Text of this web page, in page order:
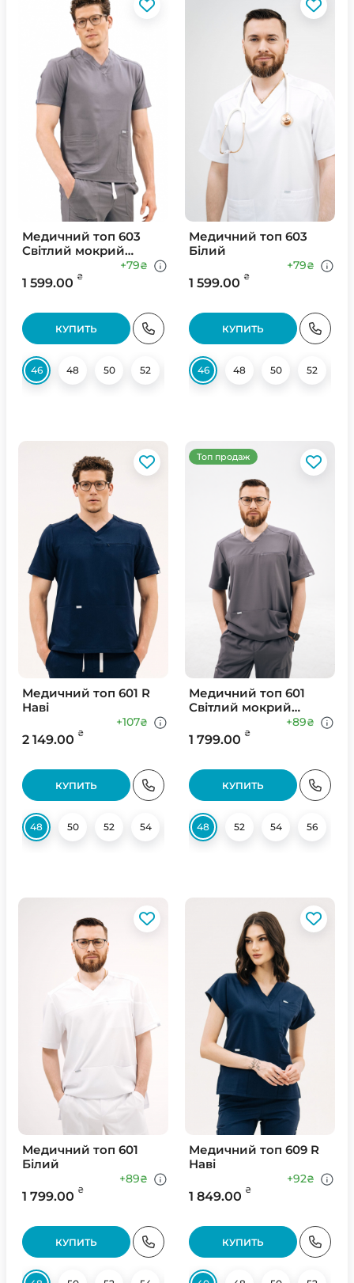
Медичний топ 603
Світлий мокрий
1 599.00 ₴
+79₴
КУПИТЬ
46 48 50 52 56
Медичний топ 603
Білий
1 599.00 ₴
+79₴
КУПИТЬ
46 48 50 52
Медичний топ 601 R
Наві
2 149.00 ₴
+107₴
КУПИТЬ
48 50 52 54 58
Топ продаж
Медичний топ 601
Світлий мокрий
1 799.00 ₴
+89₴
КУПИТЬ
48 52 54 56
Медичний топ 601
Білий
1 799.00 ₴
+89₴
КУПИТЬ
Медичний топ 609 R
Наві
1 849.00 ₴
+92₴
КУПИТЬ